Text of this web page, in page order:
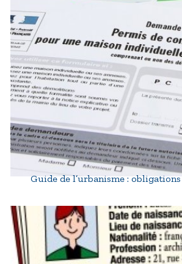
Guide de l’urbanisme :